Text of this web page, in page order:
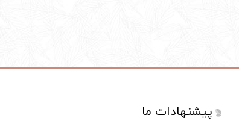
پیشنهادات ما